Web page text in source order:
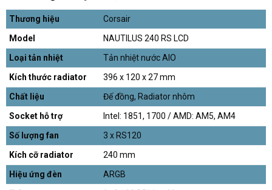
Thương hiệu
Corsair
Model
NAUTILUS 240 RS LCD
Loại tản nhiệt
Tản nhiệt nước AIO
Kích thước radiator
396 x 120 x 27 mm
Chất liệu
Đế đồng, Radiator nhôm
Socket hỗ trợ
Intel: 1851, 1700 / AMD: AM5, AM4
Số lượng fan
3 x RS120
Kích cỡ radiator
240 mm
Hiệu ứng đèn
ARGB